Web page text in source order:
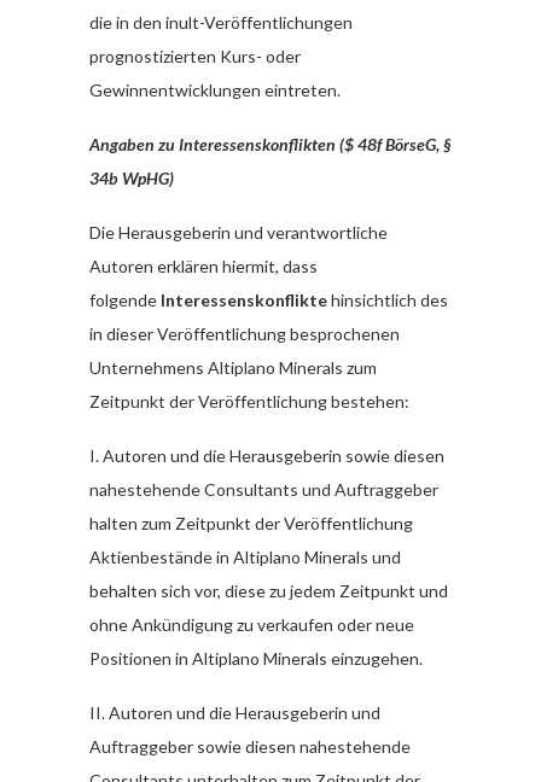
die in den inult-Veröffentlichungen
prognostizierten Kurs- oder
Gewinnentwicklungen eintreten.
Angaben zu Interessenskonflikten ($ 48f BörseG, §
34b WpHG)
Die Herausgeberin und verantwortliche
Autoren erklären hiermit, dass
folgende Interessenskonfliktehinsichtlich des
in dieser Veröffentlichung besprochenen
Unternehmens Altiplano Minerals zum
Zeitpunkt der Veröffentlichung bestehen:
I. Autoren und die Herausgeberin sowie diesen
nahestehende Consultants und Auftraggeber
halten zum Zeitpunkt der Veröffentlichung
Aktienbestände in Altiplano Minerals und
behalten sich vor, diese zu jedem Zeitpunkt und
ohne Ankündigung zu verkaufen oder neue
Positionen in Altiplano Minerals einzugehen.
II. Autoren und die Herausgeberin und
Auftraggeber sowie diesen nahestehende